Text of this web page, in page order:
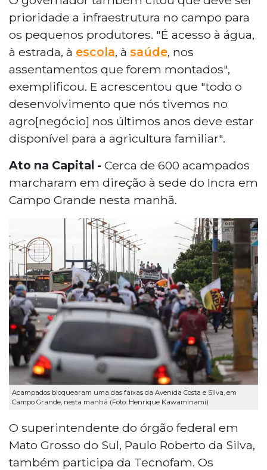
prioridade a infraestrutura no campo para
os pequenos produtores. "É acesso à água,
à estrada, à escola, à saúde, nos
assentamentos que forem montados",
exemplificou. E acrescentou que "todo o
desenvolvimento que nós tivemos no
agro[negócio] nos últimos anos deve estar
disponível para a agricultura familiar".
Ato na Capital - Cerca de 600 acampados
marcharam em direção à sede do Incra em
Campo Grande nesta manhã.
Acampados bloquearam uma das faixas da Avenida Costa e Silva, em
Campo Grande, nesta manhã (Foto: Henrique Kawaminami)
O superintendente do órgão federal em
Mato Grosso do Sul, Paulo Roberto da Silva,
também participa da Tecnofam. Os